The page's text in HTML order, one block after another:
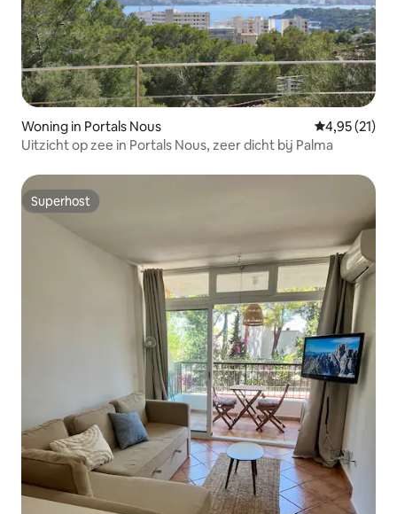
Woning in Portals Nous Gemiddelde
4,95 (21)
Uitzicht op zee in Portals Nous, zeer dicht bij Palma
Superhost
Superhost